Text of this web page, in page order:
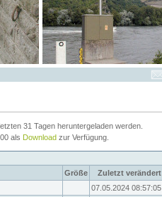
31 Tagen heruntergeladen werden.
als Download zur Verfügung.
Größe
Zuletzt verändert
07.05.2024 08:57:05